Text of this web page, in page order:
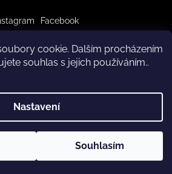
cookie. Dalším procházením
souhlas s jejich používáním..
Nastavení
Souhlasím
budeme produkty doručovat až po
Facebook
nastavení cookies